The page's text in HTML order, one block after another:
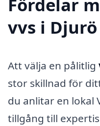
Fördelar
vvs i Djurö
Att välja en pålitlig
stor skillnad för
du anlitar en lokal
tillgång till